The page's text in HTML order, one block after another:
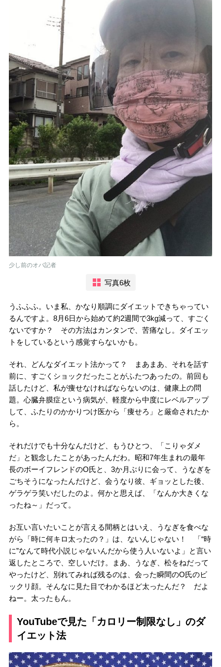
少し前のオバ記者
写真6枚
うふふふ。いま私、かなり順調にダイエットできちゃってい
るんですよ。8月6日から始めて約2週間で3kg減って、すごく
ないですか？ その方法はカンタンで、苦痛なし。ダイエッ
トをしているという感覚すらないかも。
それ、どんなダイエット法かって？ まあまあ、それを話す
前に、すごくショックだったことがふたつあったの。前回も
話したけど、私が痩せなければならないのは、健康上の問
題。心臓弁膜症という病気が、軽度から中度にレベルアップ
して、ふたりのかかりつけ医から「痩せろ」と厳命されたか
ら。
それだけでも十分なんだけど、もうひとつ、「こりゃダメ
だ」と観念したことがあったんだわ。昭和7年生まれの最年
長のボーイフレンドのO氏と、3か月ぶりに会って、うなぎを
ごちそうになったんだけど、会うなり彼、ギョッとした後、
ゲラゲラ笑いだしたのよ。何かと思えば、「なんか大きくな
ったね～」だって。
お互い言いたいことが言える間柄とはいえ、うなぎを食べな
がら「時に何キロ太ったの？」は、ないんじゃない！ 「“時
に”なんて時代小説じゃないんだから使う人いないよ」と言い
返したところで、空しいだけ。まあ、うなぎ、松をねだって
やったけど、別れてみれば残るのは、会った瞬間のO氏のビ
ックリ顔。そんなに見た目でわかるほど太ったんだ？ だよ
ねー。太ったもん。
YouTubeで見た「カロリー制限なし」のダ
イエット法